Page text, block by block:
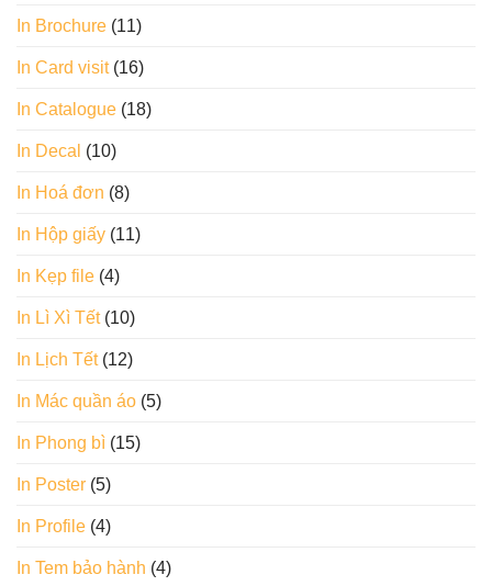
In Brochure (11)
In Card visit(16)
In Catalogue (18)
In Decal (10)
In Hoá đơn (8)
In Hộp giấy (11)
In Kẹp file (4)
In Lì Xì Tết(10)
In Lịch Tết(12)
In Mác quần áo (5)
In Phong bì (15)
In Poster (5)
In Profile (4)
In Tem bảo hành (4)